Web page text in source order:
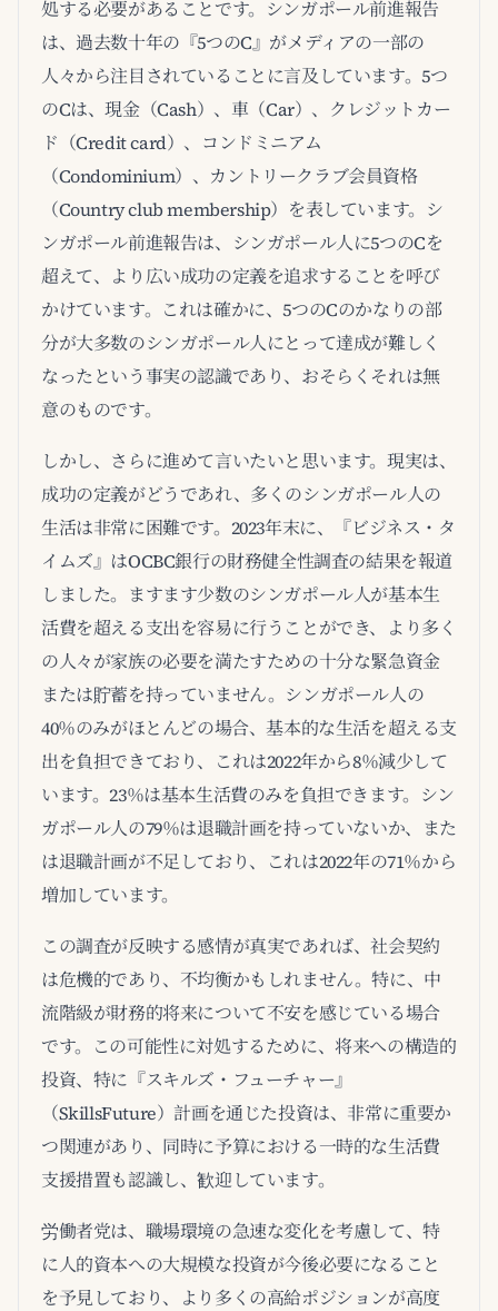
処する必要があることです。シンガポール前進報告
は、過去数十年の『5つのC』がメディアの一部の
人々から注目されていることに言及しています。5つ
のCは、現金（Cash）、車（Car）、クレジットカー
ド（Credit card）、コンドミニアム
（Condominium）、カントリークラブ会員資格
（Country club membership）を表しています。シ
ンガポール前進報告は、シンガポール人に5つのCを
超えて、より広い成功の定義を追求することを呼び
かけています。これは確かに、5つのCのかなりの部
分が大多数のシンガポール人にとって達成が難しく
なったという事実の認識であり、おそらくそれは無
意のものです。
しかし、さらに進めて言いたいと思います。現実は、
成功の定義がどうであれ、多くのシンガポール人の
生活は非常に困難です。2023年末に、『ビジネス・タ
イムズ』はOCBC銀行の財務健全性調査の結果を報道
しました。ますます少数のシンガポール人が基本生
活費を超える支出を容易に行うことができ、より多く
の人々が家族の必要を満たすための十分な緊急資金
または貯蓄を持っていません。シンガポール人の
40％のみがほとんどの場合、基本的な生活を超える支
出を負担できており、これは2022年から8％減少して
います。23％は基本生活費のみを負担できます。シン
ガポール人の79％は退職計画を持っていないか、また
は退職計画が不足しており、これは2022年の71％から
増加しています。
この調査が反映する感情が真実であれば、社会契約
は危機的であり、不均衡かもしれません。特に、中
流階級が財務的将来について不安を感じている場合
です。この可能性に対処するために、将来への構造的
投資、特に『スキルズ・フューチャー』
（SkillsFuture）計画を通じた投資は、非常に重要か
つ関連があり、同時に予算における一時的な生活費
支援措置も認識し、歓迎しています。
労働者党は、職場環境の急速な変化を考慮して、特
に人的資本への大規模な投資が今後必要になること
を予見しており、より多くの高給ポジションが高度